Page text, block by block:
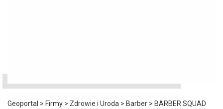
Geoportal > Firmy > Zdrowie i Uroda > Barber > BARBER SQUAD